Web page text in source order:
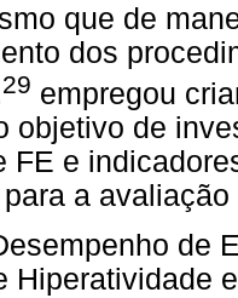
que de
dos
29 empregou
objetivo de
FE e
a
de
Hiperatividade